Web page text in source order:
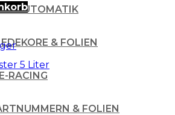
DEKORE & FOLIEN
RACING
& FOLIEN